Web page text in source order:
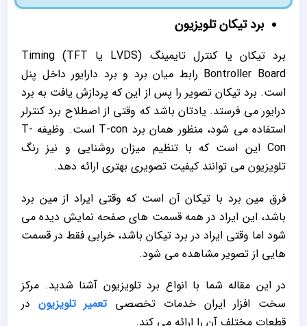
برد تیکان تلویزیون
برد تیکان یا کنترل تایمینگ (LVDS یا TFT) Timing
Bontroller Board رابط میان برد و برد دارایور داخل پنل
است. برد تیکان تصویر را پس از این که پردازش یافت به برد
درایور می فرستد. یادتان باشد که وقتی از اصطلاح برد کنترلر
استفاده می شود، منظور همان برد T-con است. وظیفه T-
Con این است که با تنظیم میزان روشنایی و نیز رنگ
تلویزیون می توانند کیفیت تصویری بهتری ارائه دهد.
فرق مین برد با تیکان آن است که وقتی ایراد از مین برد
باشد، این ایراد در همه قسمت های صفحه نمایش دیده می
شود اما وقتی ایراد در برد تیکان باشد، خرابی فقط در قسمت
هایی از تصویر مشاهده می شود.
در این مقاله شما با انواع برد تلویزیون آشنا شدید. مرکز
سخت افزار ایران خدمات تخصصیتعمیر تلویزیون در
قطعات مختلف آن را ارائه می کند.